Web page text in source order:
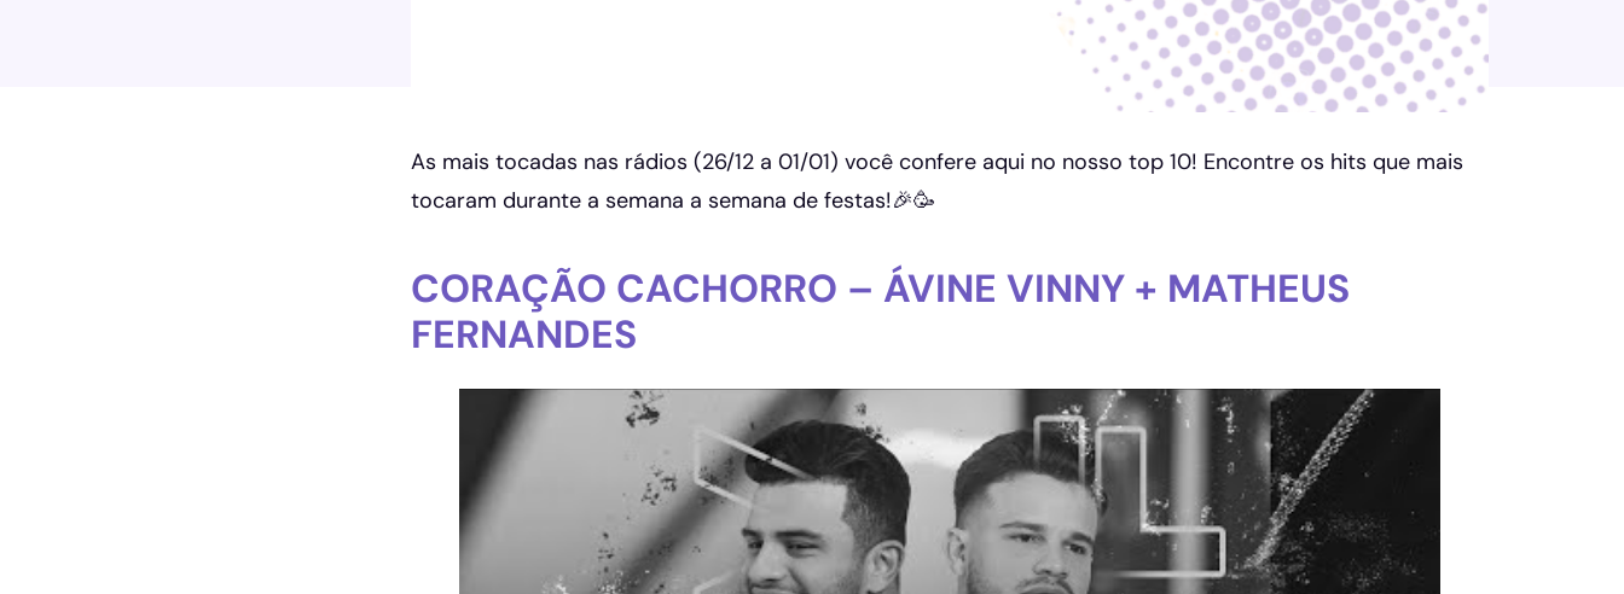
As mais tocadas nas rádios (26/12 a 01/01) você confere aqui no nosso top 10! Encontre os hits que mais
tocaram durante a semana a semana de festas!🎉🥳
CORAÇÃO CACHORRO – ÁVINE VINNY + MATHEUS
FERNANDES